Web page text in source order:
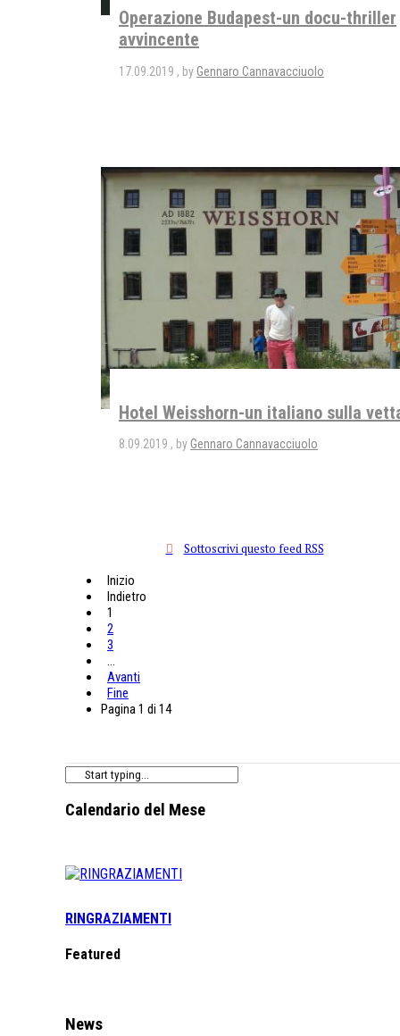
Operazione Budapest-un docu-thriller
avvincente
17.09.2019 by Gennaro Cannavacciuolo
Hotel Weisshorn-un italiano sulla
8.09.2019 by Gennaro Cannavacciuolo
Sottoscrivi questo feed RSS
Inizio
Indietro
1
2
3
…
Avanti
Fine
Pagina 1 di 14
Calendario del Mese
RINGRAZIAMENTI
Featured
News